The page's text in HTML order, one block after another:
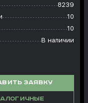
8239
10
10
В наличии
ЗАЯВКУ